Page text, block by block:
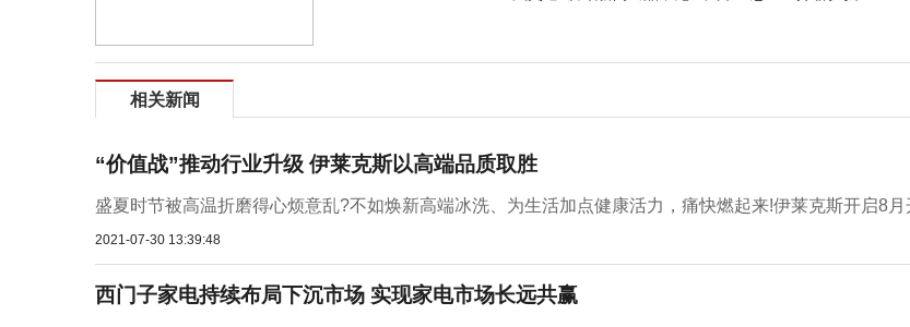
相关新闻
“价值战”推动行业升级 伊莱克斯以高端品质取胜
盛夏时节被高温折磨得心烦意乱?不如焕新高端冰洗、为生活加点健康活力，痛快燃起来!伊莱克斯开启8月
2021-07-30 13:39:48
西门子家电持续布局下沉市场 实现家电市场长远共赢